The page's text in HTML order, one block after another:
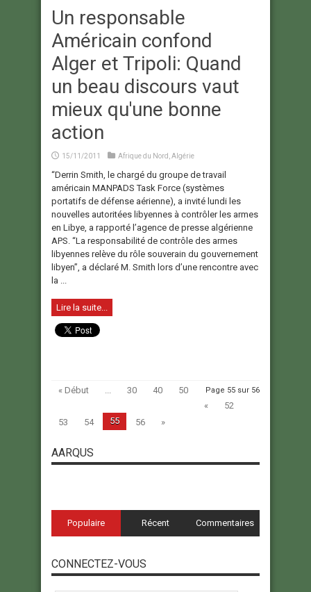
Un responsable
Américain confond
Alger et Tripoli: Quand
un beau discours vaut
mieux qu'une bonne
action
15/11/2011 Afrique du Nord Algérie
“Derrin Smith, le chargé du groupe de travail
américain MANPADS Task Force (systèmes
portatifs de défense aérienne), a invité lundi les
nouvelles autoritées libyennes à contrôler les armes
en Libye, a rapporté l’agence de presse algérienne
APS. “La responsabilité de contrôle des armes
libyennes relève du rôle souverain du gouvernement
libyen”, a déclaré M. Smith lors d’une rencontre avec
la ...
Lire la suite...
Page 55 sur 56
« Début ... 30 40
50
«
52
53
54 55 56 »
AARQUS
Populaire Récent Commentaires
CONNECTEZ-VOUS